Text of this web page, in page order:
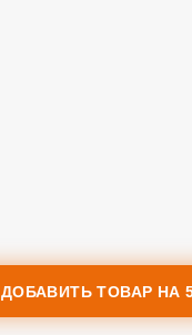
ДОБАВИТЬ ТОВАР НА